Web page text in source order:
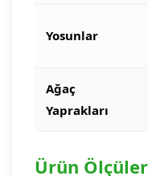
Yosunlar
Ağaç
Yaprakları
Ürün